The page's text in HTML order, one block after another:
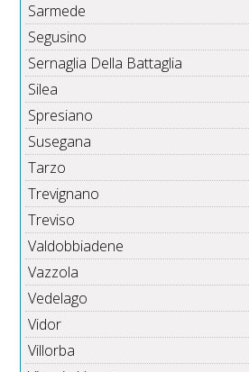
Sarmede
Segusino
Sernaglia Della Battaglia
Silea
Spresiano
Susegana
Tarzo
Trevignano
Treviso
Valdobbiadene
Vazzola
Vedelago
Vidor
Villorba